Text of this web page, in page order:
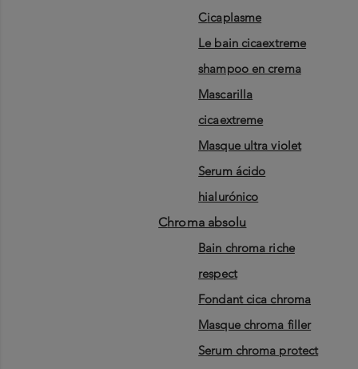
cicaplasme
le bain cicaextreme
shampoo en crema
mascarilla
cicaextreme
masque ultra violet
serum ácido
hialurónico
chroma absolu
bain chroma riche
respect
fondant cica chroma
masque chroma filler
serum chroma protect